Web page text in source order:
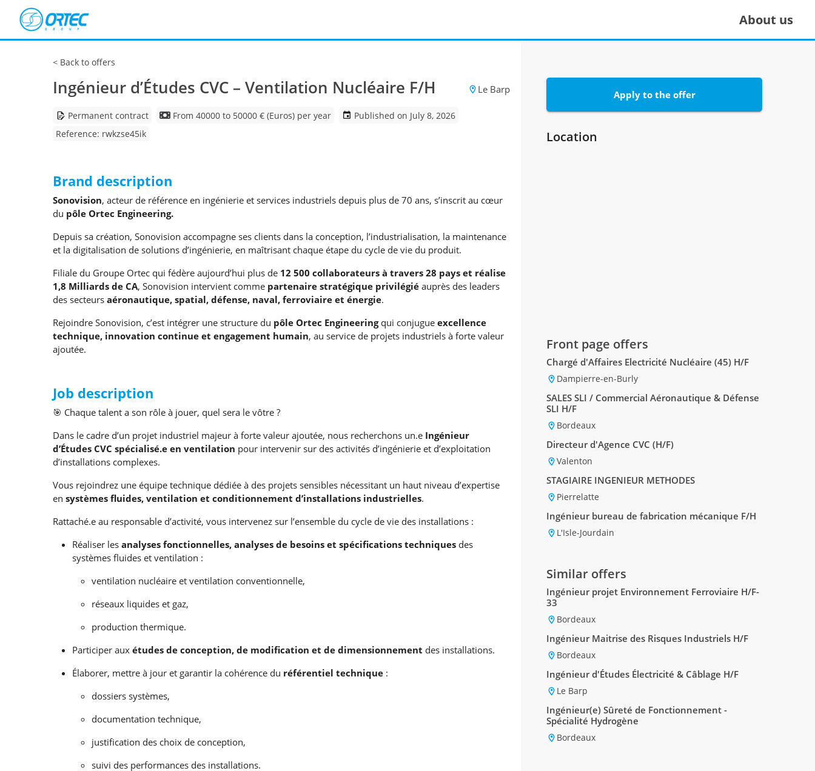
About us
Back to offers
Ingénieur d’Études CVC – Ventilation Nucléaire F/H Le Barp
Permanent contract From 40000 to 50000 € (Euros) per year
Published on July 8, 2026
Reference: rwkzse45ik
Brand description
Sonovision, acteur de référence en ingénierie et services industriels depuis plus de 70 ans, s’inscrit au cœur
du pôle Ortec Engineering.
Depuis sa création, Sonovision accompagne ses clients dans la conception, l’industrialisation, la maintenance
et la digitalisation de solutions d’ingénierie, en maîtrisant chaque étape du cycle de vie du produit.
Filiale du Groupe Ortec qui fédère aujourd’hui plus de 12 500 collaborateurs à travers 28 pays et réalise
1,8 Milliards de CA, Sonovision intervient comme partenaire stratégique privilégié auprès des leaders
des secteurs aéronautique, spatial, défense, naval, ferroviaire et énergie.
Rejoindre Sonovision, c’est intégrer une structure du pôle Ortec Engineering qui conjugue excellence
technique, innovation continue et engagement humain, au service de projets industriels à forte valeur
ajoutée.
Job description
🎯 Chaque talent a son rôle à jouer, quel sera le vôtre ?
Dans le cadre d’un projet industriel majeur à forte valeur ajoutée, nous recherchons un.e Ingénieur
d’Études CVC spécialisé.e en ventilation pour intervenir sur des activités d’ingénierie et d’exploitation
d’installations complexes.
Vous rejoindrez une équipe technique dédiée à des projets sensibles nécessitant un haut niveau d’expertise
en systèmes fluides, ventilation et conditionnement d’installations industrielles.
Rattaché.e au responsable d’activité, vous intervenez sur l’ensemble du cycle de vie des installations :
Réaliser les analyses fonctionnelles, analyses de besoins et spécifications techniques des
systèmes fluides et ventilation :
ventilation nucléaire et ventilation conventionnelle,
réseaux liquides et gaz,
production thermique.
Participer aux études de conception, de modification et de dimensionnement des installations.
Élaborer, mettre à jour et garantir la cohérence du référentiel technique :
dossiers systèmes,
documentation technique,
justification des choix de conception,
suivi des performances des installations.
Apply to the offer
Location
Front page offers
Chargé d'Affaires Electricité Nucléaire (45) H/F
Dampierre-en-Burly
SALES SLI / Commercial Aéronautique & Défense
SLI H/F
Bordeaux
Directeur d'Agence CVC (H/F)
Valenton
STAGIAIRE INGENIEUR METHODES
Pierrelatte
Ingénieur bureau de fabrication mécanique F/H
L'Isle-Jourdain
Similar offers
Ingénieur projet Environnement Ferroviaire H/F-
33
Bordeaux
Ingénieur Maitrise des Risques Industriels H/F
Bordeaux
Ingénieur d'Études Électricité & Câblage H/F
Le Barp
Ingénieur(e) Sûreté de Fonctionnement -
Spécialité Hydrogène
Bordeaux
Cookies management panel